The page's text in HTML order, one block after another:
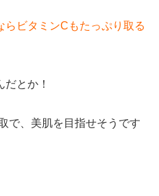
らビタミンCもたっぷり取る
とか！
で、美肌を目指せそうです